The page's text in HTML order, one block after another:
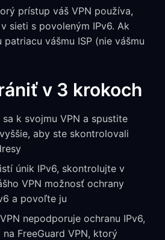
prístup váš VPN používa,
sieti s povoleným IPv6. Ak
vášmu ISP (nie vášmu
v 3 krokoch
k svojmu VPN a spustite
aby ste skontrolovali
únik IPv6, skontrolujte v
VPN možnosť ochrany
a povoľte ju
nepodporuje ochranu IPv6,
FreeGuard VPN, ktorý